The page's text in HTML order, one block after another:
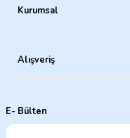
Kurumsal
Alışveriş
E- Bülten